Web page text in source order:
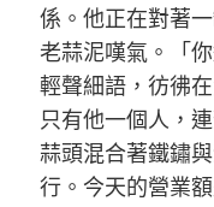
係。他正在對著
老蒜泥嘆氣。「
輕聲細語，彷彿
只有他一個人，
蒜頭混合著鐵鏽
行。今天的營業